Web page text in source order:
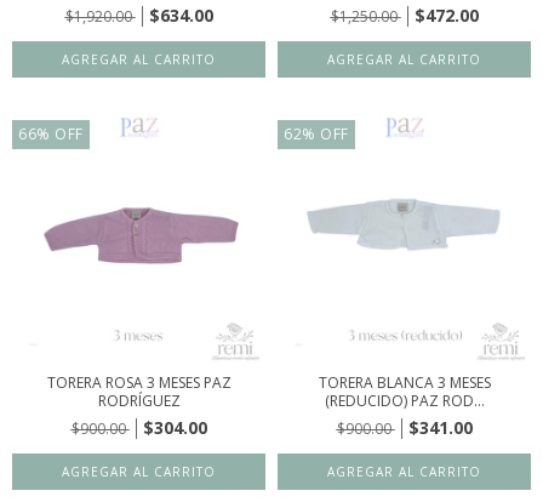
$1,920.00
$634.00
$1,250.00
$472.00
66% OFF
TORERA ROSA 3 MESES PAZ
RODRÍGUEZ
$900.00
$304.00
62% OFF
TORERA BLANCA 3 MESES
(REDUCIDO) PAZ ROD...
$900.00
$341.00